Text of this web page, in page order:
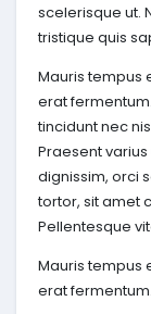
scelerisque ut.
tristique quis
Mauris tempus
erat
tincidunt nec
Praesent
dignissim, orci
tortor, sit amet
Pellentesque
Mauris tempus
erat fermentum.